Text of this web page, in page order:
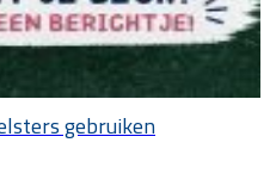
gebruiken